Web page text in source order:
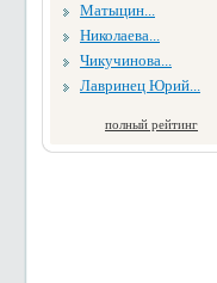
Матыцин...
Николаева...
Чикучинова...
Лавринец Юрий...
полный рейтинг